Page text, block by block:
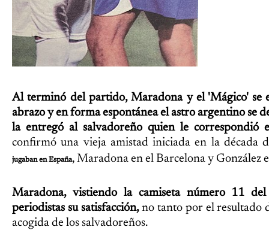
Al terminó del partido, Maradona y el 'Mágico' se
abrazo y en forma espontánea el astro argentino se
la entregó al salvadoreño quien le correspondió
confirmó una vieja amistad iniciada en la década
jugaban en España, Maradona en el Barcelona y González
Maradona, vistiendo la camiseta número 11
periodistas su satisfacción,no tanto por el resultado
acogida de los salvadoreños.